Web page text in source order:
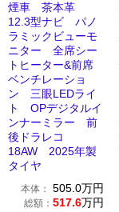
煙車 茶本革
12.3型ナビ パノ
ラミックビューモ
ニター 全席シー
トヒーター&前席
ベンチレーショ
ン 三眼LEDライ
ト OPデジタルイ
ンナーミラー 前
後ドラレコ
18AW 2025年製
タイヤ
本体： 505.0万円
総額： 517.6万円